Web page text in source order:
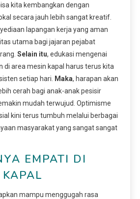
kita kembangkan dengan
secara jauh lebih sangat kreatif.
lapangan kerja yang aman
utama bagi jajaran pejabat
Selain itu, edukasi mengenai
di area mesin kapal harus terus kita
setiap hari.
Maka, harapan akan
cerah bagi anak-anak pesisir
mudah terwujud. Optimisme
kini terus tumbuh melalui berbagai
masyarakat yang sangat sangat
EMPATI DI
mampu menggugah rasa